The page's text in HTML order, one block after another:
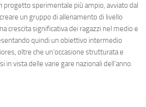
progetto sperimentale più ampio, avviato dal
un gruppo di allenamento di livello
crescita significativa dei ragazzi nel medio e
quindi un obiettivo intermedio
oltre che un’occasione strutturata e
in vista delle varie gare nazionali dell’anno.